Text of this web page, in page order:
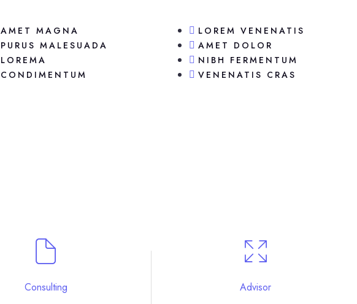
AMET MAGNA
PURUS MALESUADA
LOREMA
CONDIMENTUM
LOREM VENENATIS
AMET DOLOR
NIBH FERMENTUM
VENENATIS CRAS
Consulting Advisor